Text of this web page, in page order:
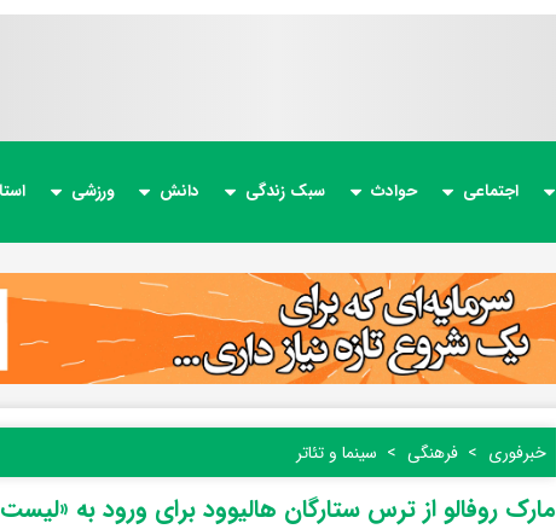
اجتماعی حوادث سبک زندگی دانش ورزشی
خبرفوری فرهنگی سینما و تئاتر
مارک روفالو از ترس ستارگان هالیوود برای ورود به